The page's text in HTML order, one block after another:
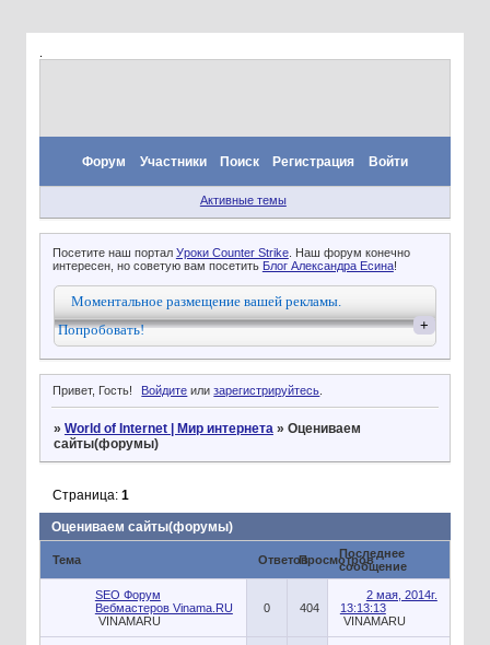
Форум Участники Поиск Регистрация Войти
Активные темы
Посетите наш портал Уроки Counter Strike. Наш форум конечно
интересен, но советую вам посетить Блог Александра Есина!
Моментальное размещение вашей рекламы.
Попробовать!
+
Привет, Гость! Войдите илизарегистрируйтесь.
» World of Internet | Мир интернета » Оцениваем
сайты(форумы)
Оцениваем сайты(форумы)
Страница: 1
Тема ОтветовПросмотровПоследнее
сообщение
SEO Форум
Вебмастеров Vinama.RU
VINAMARU
0 404
2 мая, 2014г.
13:13:13
VINAMARU